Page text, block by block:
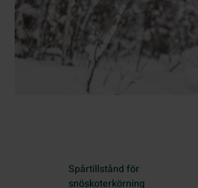
Spårtillstånd för
snöskoterkörning